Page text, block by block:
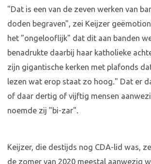
"Dat is een van de zeven werken van
doden begraven", zei Keijzer
het "ongelooflijk" dat dit aan banden
benadrukte daarbij haar katholieke
zijn gigantische kerken met plafonds
lezen wat erop staat zo hoog." Dat er
of daar dertig of vijftig mensen
noemde zij "bi-zar".
Keijzer, die destijds nog CDA-lid was,
de zomer van 2020 meestal aanwezig